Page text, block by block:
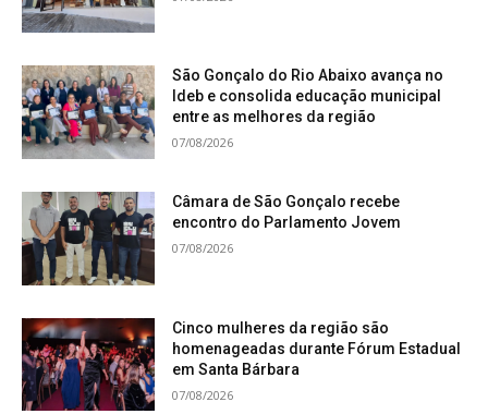
São Gonçalo do Rio Abaixo avança no
Ideb e consolida educação municipal
entre as melhores da região
07/08/2026
Câmara de São Gonçalo recebe
encontro do Parlamento Jovem
07/08/2026
Cinco mulheres da região são
homenageadas durante Fórum Estadual
em Santa Bárbara
07/08/2026